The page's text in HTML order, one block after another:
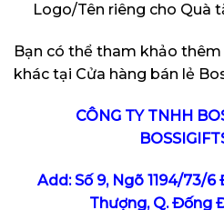
Logo/Tên riêng cho Quà
Bạn có thể tham khảo
khác tại Cửa hàng bán lẻ
CÔNG TY TNHH
Add: Số 9, Ngõ 1194/73/
Thượng, Q. Đống